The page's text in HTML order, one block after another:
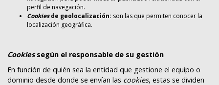
perfil de navegación.
Cookiesde geolocalización: son las que permiten conocer la
localización geográfica.
Cookiessegún el responsable de su gestión
En función de quién sea la entidad que gestione el equipo o
dominio desde donde se envían las cookies, estas se dividen